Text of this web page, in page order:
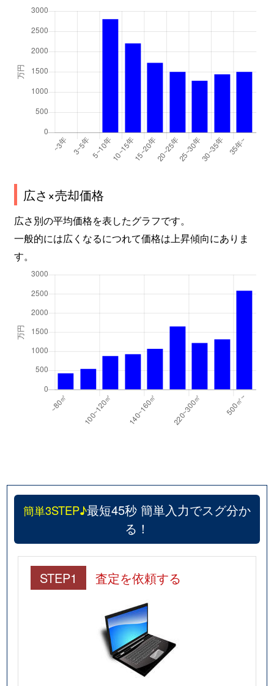
広さ×売却価格
広さ別の平均価格を表したグラフです。
一般的には広くなるにつれて価格は上昇傾向にありま
す。
簡単3STEP♪最短45秒 簡単入力でスグ分か
る！
STEP1 査定を依頼する